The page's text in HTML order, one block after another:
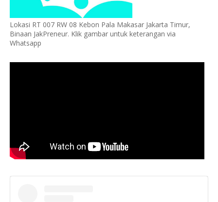
Lokasi RT 007 RW 08 Kebon Pala Makasar Jakarta Timur,
Binaan JakPreneur. Klik gambar untuk keterangan via
Whatsapp